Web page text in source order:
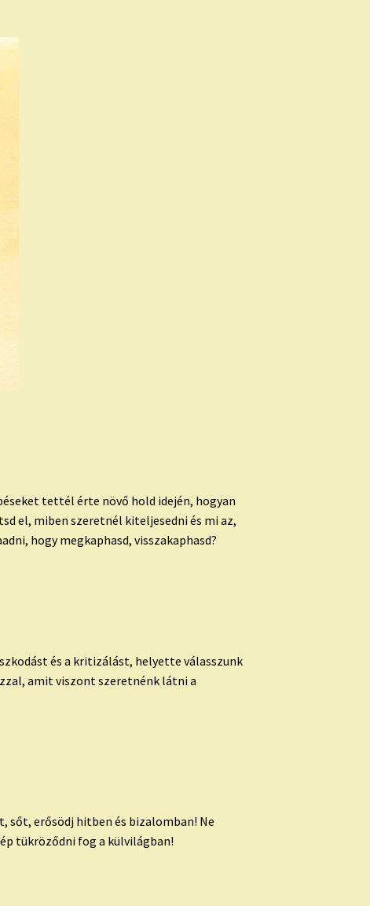
tettél érte növő hold idején, hogyan
el, miben szeretnél kiteljesedni és mi az,
hogy megkaphasd, visszakaphasd?
és a kritizálást, helyette válasszunk
amit viszont szeretnénk látni a
sőt, erősödj hitben és bizalomban! Ne
tükröződni fog a külvilágban!